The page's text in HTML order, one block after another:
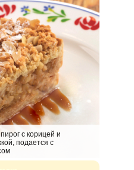
с корицей и
подается с